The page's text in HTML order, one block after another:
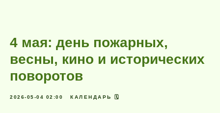
4 мая: день пожарных,
весны, кино и исторических
поворотов
2026-05-04 02:00 КАЛЕНДАРЬ 🗓️